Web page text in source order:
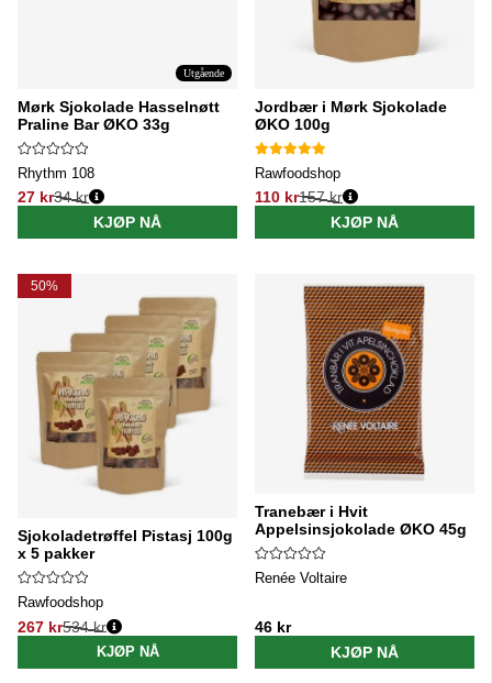
Utgående
Mørk Sjokolade Hasselnøtt
Praline Bar ØKO 33g
Rhythm 108
27 kr
Vanlig pris:
34 kr
KJØP NÅ
Jordbær i Mørk Sjokolade
ØKO 100g
Rawfoodshop
110 kr
Vanlig pris:
157 kr
KJØP NÅ
50%
Sjokoladetrøffel Pistasj 100g
x 5 pakker
Rawfoodshop
267 kr
Vanlig pris:
534 kr
KJØP NÅ
Tranebær i Hvit
Appelsinsjokolade ØKO 45g
Renée Voltaire
46 kr
KJØP NÅ